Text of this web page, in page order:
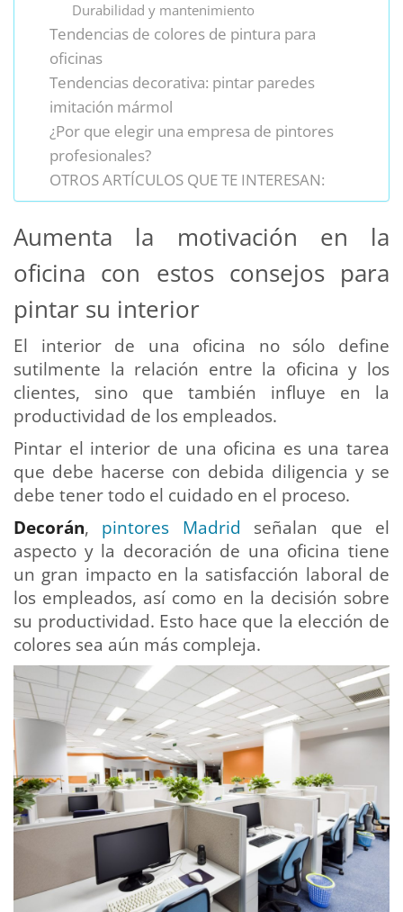
Durabilidad y mantenimiento
Tendencias de colores de pintura para
oficinas
Tendencias decorativa: pintar paredes
imitación mármol
¿Por que elegir una empresa de pintores
profesionales?
OTROS ARTÍCULOS QUE TE INTERESAN:
Aumenta la motivación en la
oficina con estos consejos para
pintar su interior
El interior de una oficina no sólo define
sutilmente la relación entre la oficina y los
clientes, sino que también influye en la
productividad de los empleados.
Pintar el interior de una oficina es una tarea
que debe hacerse con debida diligencia y se
debe tener todo el cuidado en el proceso.
Decorán, pintores Madrid señalan que el
aspecto y la decoración de una oficina tiene
un gran impacto en la satisfacción laboral de
los empleados, así como en la decisión sobre
su productividad. Esto hace que la elección de
colores sea aún más compleja.